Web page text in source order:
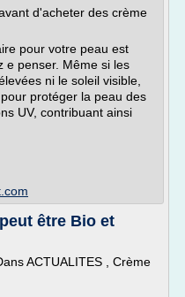
d'acheter des crème
pour votre peau est
e penser. Même si les
ni le soleil visible,
protéger la peau des
UV, contribuant ainsi
être Bio et
ACTUALITES , Crème